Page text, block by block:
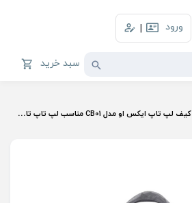
ورود |
سبد خرید
کیف لپ تاپ ایکس او مدل CB01 مناسب لپ تاپ تا سایز 13 اینچ